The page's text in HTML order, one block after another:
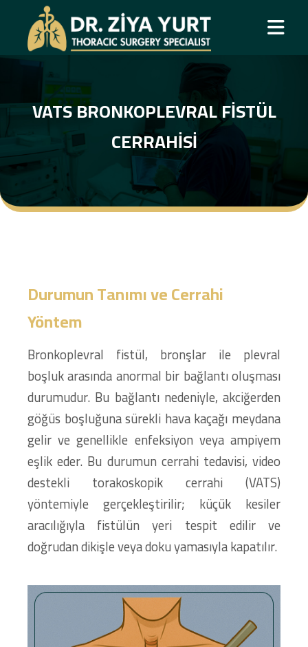
VATS BRONKOPLEVRAL FISTÜL
CERRAHISI
Durumun Tanımı ve Cerrahi
Yöntem
Bronkoplevral fistül, bronşlar ile plevral
boşluk arasında anormal bir bağlantı oluşması
durumudur. Bu bağlantı nedeniyle, akciğerden
göğüs boşluğuna sürekli hava kaçağı meydana
gelir ve genellikle enfeksiyon veya ampiyem
eşlik eder. Bu durumun cerrahi tedavisi, video
destekli torakoskopik cerrahi (VATS)
yöntemiyle gerçekleştirilir; küçük kesiler
aracılığıyla fistülün yeri tespit edilir ve
doğrudan dikişle veya doku yamasıyla kapatılır.